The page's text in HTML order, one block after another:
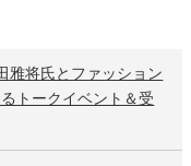
雅将氏とファッション
トークイベント＆受